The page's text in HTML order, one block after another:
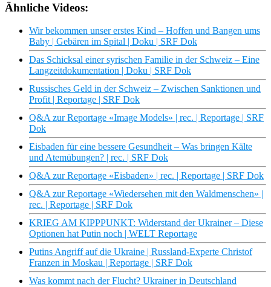
Ähnliche Videos:
Wir bekommen unser erstes Kind – Hoffen und Bangen ums
Baby | Gebären im Spital | Doku | SRF Dok
Das Schicksal einer syrischen Familie in der Schweiz – Eine
Langzeitdokumentation | Doku | SRF Dok
Russisches Geld in der Schweiz – Zwischen Sanktionen und
Profit | Reportage | SRF Dok
Q&A zur Reportage «Image Models» | rec. | Reportage | SRF
Dok
Eisbaden für eine bessere Gesundheit – Was bringen Kälte
und Atemübungen? | rec. | SRF Dok
Q&A zur Reportage «Eisbaden» | rec. | Reportage | SRF Dok
Q&A zur Reportage «Wiedersehen mit den Waldmenschen» |
rec. | Reportage | SRF Dok
KRIEG AM KIPPPUNKT: Widerstand der Ukrainer – Diese
Optionen hat Putin noch | WELT Reportage
Putins Angriff auf die Ukraine | Russland-Experte Christof
Franzen in Moskau | Reportage | SRF Dok
Was kommt nach der Flucht? Ukrainer in Deutschland